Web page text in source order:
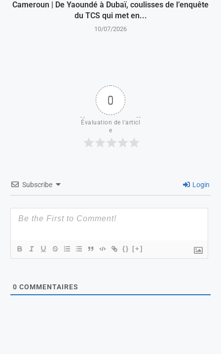
Cameroun | De Yaoundé à Dubaï, coulisses de l’enquête
du TCS qui met en...
10/07/2026
0
Évaluation de l'articl
e
Subscribe Login
{} [+]
0 COMMENTAIRES